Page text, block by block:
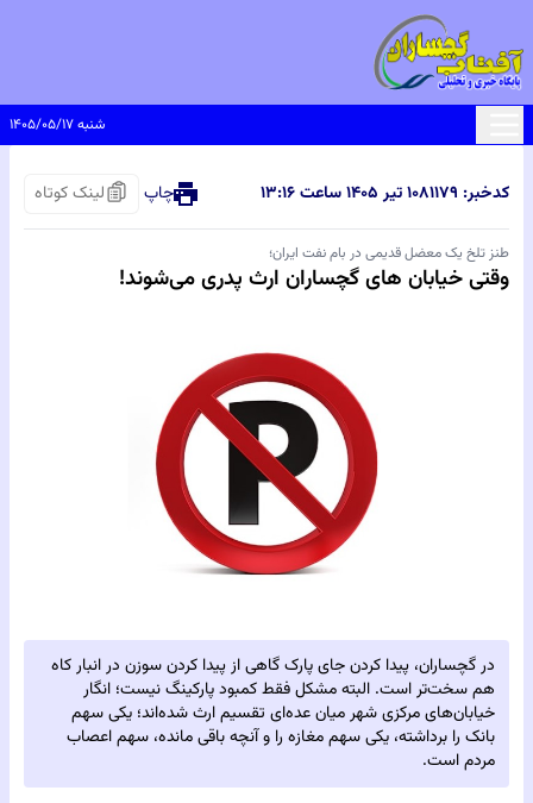
شنبه ۱۴۰۵/۰۵/۱۷
کدخبر: ۸۱۱۷۹ ۱۰ تیر ۱۴۰۵ ساعت ۱۳:۱۶ چاپ لینک کوتاه
طنز تلخ یک معضل قدیمی در بام نفت ایران؛
وقتی خیابان های گچساران ارث پدری می‌شوند!
در گچساران، پیدا کردن جای پارک گاهی از پیدا کردن سوزن در انبار کاه
هم سخت‌تر است. البته مشکل فقط کمبود پارکینگ نیست؛ انگار
خیابان‌های مرکزی شهر میان عده‌ای تقسیم ارث شده‌اند؛ یکی سهم
بانک را برداشته، یکی سهم مغازه را و آنچه باقی مانده، سهم اعصاب
مردم است.